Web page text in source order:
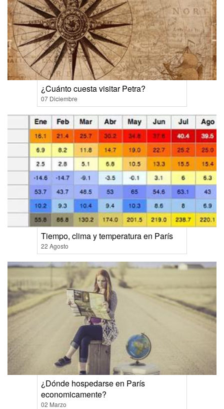
¿Cuánto cuesta visitar Petra?
07 Diciembre
Tiempo, clima y temperatura en París
22 Agosto
¿Dónde hospedarse en París
economicamente?
02 Marzo